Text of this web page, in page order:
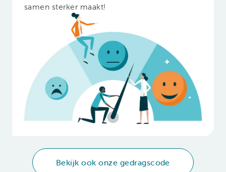
samen sterker maakt!
Bekijk ook onze gedragscode